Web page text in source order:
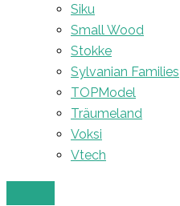
Siku
Small Wood
Stokke
Sylvanian Families
TOPModel
Träumeland
Voksi
Vtech